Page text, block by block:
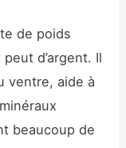
de poids
d’argent. Il
ventre, aide à
beaucoup de